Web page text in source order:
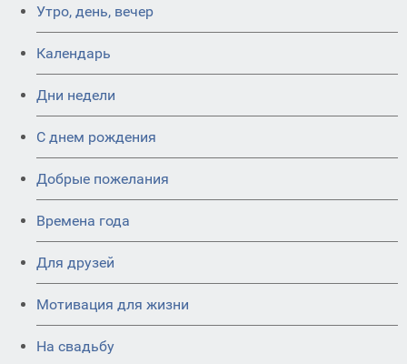
Утро, день, вечер
Календарь
Дни недели
C днем рождения
Добрые пожелания
Времена года
Для друзей
Мотивация для жизни
На свадьбу